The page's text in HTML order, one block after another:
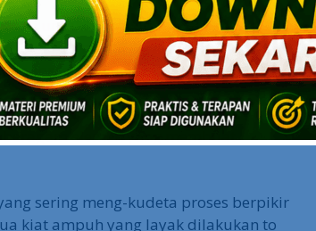
untuk “berpikir” : secara reflektif
solusi, dan juga cara-cara baru yang
something innovative.
rendah, dan keengganan untuk
elemen yang membuat
sering meng-kudeta proses berpikir
kiat ampuh yang layak dilakukan to